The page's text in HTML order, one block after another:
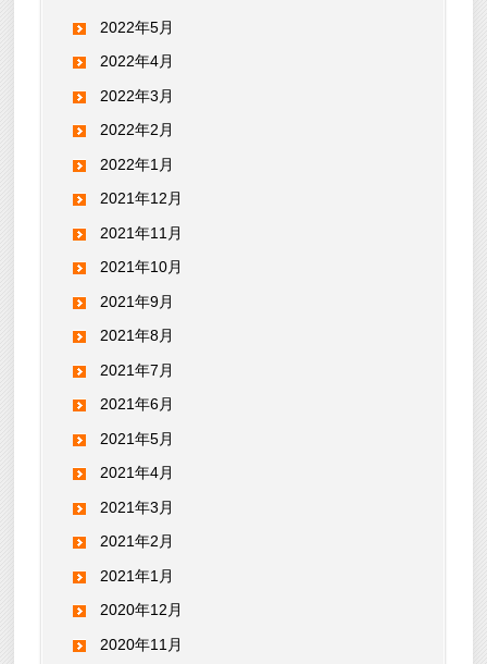
2022年5月
2022年4月
2022年3月
2022年2月
2022年1月
2021年12月
2021年11月
2021年10月
2021年9月
2021年8月
2021年7月
2021年6月
2021年5月
2021年4月
2021年3月
2021年2月
2021年1月
2020年12月
2020年11月